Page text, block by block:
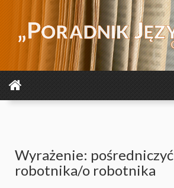
Wyrażenie: pośredniczyć
robotnika/o robotnika